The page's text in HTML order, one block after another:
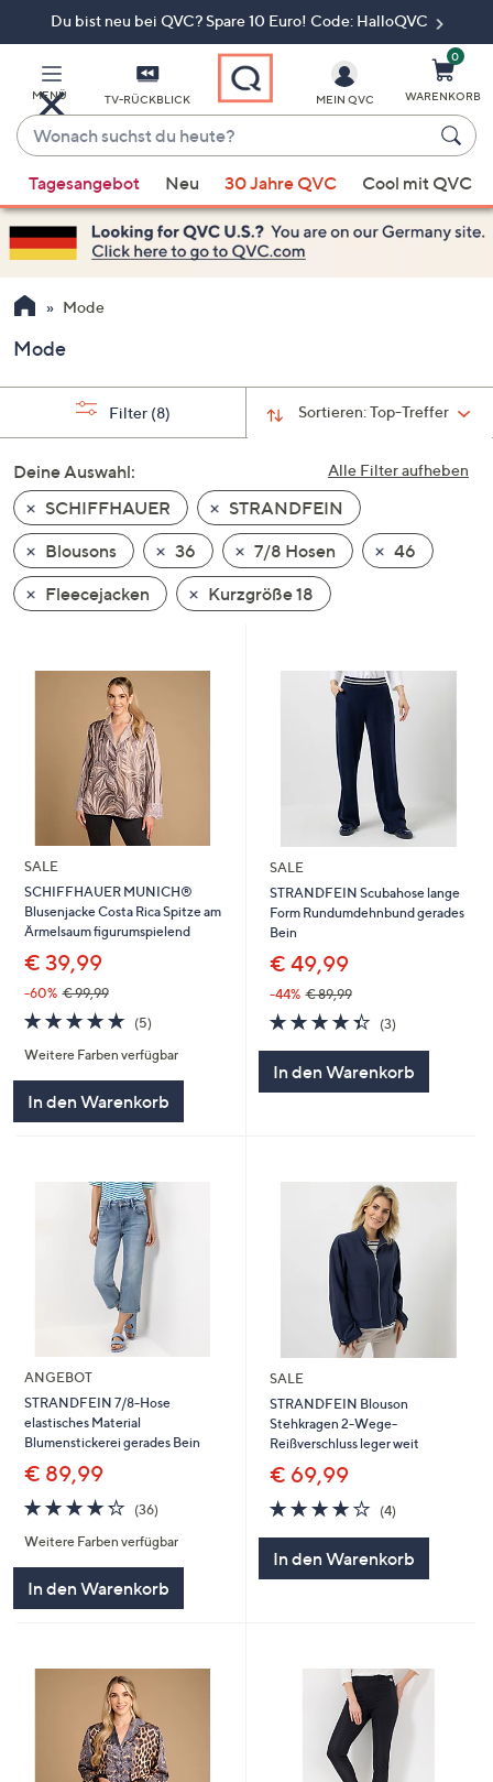
Du bist neu bei QVC? Spare 10 Euro! Code: HalloQVC
MENÜ TV-RÜCKBLICK
Wonach
suchst
du
heute?
Vorschläge
verfügbar
sind,
verwenden
Sie
Pfeiltasten
nach
und
nach
unten
oder
wischen
Sie
auf
nach
anzuzeigen.
MEIN QVC
0
WARENKORB
Tagesangebot Neu 30 Jahre QVC Cool mit QVC
Mode
Mode
Sortieren:Top-Treffer
Filter (8)
Alle Filter aufheben
Deine Auswahl:
SCHIFFHAUER
STRANDFEIN
Blousons
36 7/8 Hosen
46
Fleecejacken
Kurzgröße 18
SALE
SCHIFFHAUER MUNICH®
Blusenjacke Costa Rica Spitze am
Ärmelsaum figurumspielend
€ 39,99
-60% € 99,99
5.0
von
5
(5)5
Weitere Farben verfügbar
In den Warenkorb
SALE
STRANDFEIN Scubahose lange
Form Rundumdehnbund gerades
Bein
€ 49,99
-44% € 89,99
4.3
von
(3)3
In den Warenkorb
ANGEBOT
STRANDFEIN 7/8-Hose
elastisches Material
Blumenstickerei gerades Bein
€ 89,99
4.2
von
5
(36)36
Weitere Farben verfügbar
In den Warenkorb
SALE
STRANDFEIN Blouson
Stehkragen 2-Wege-
Reißverschluss leger weit
€ 69,99
3.8
von
(4)4
In den Warenkorb